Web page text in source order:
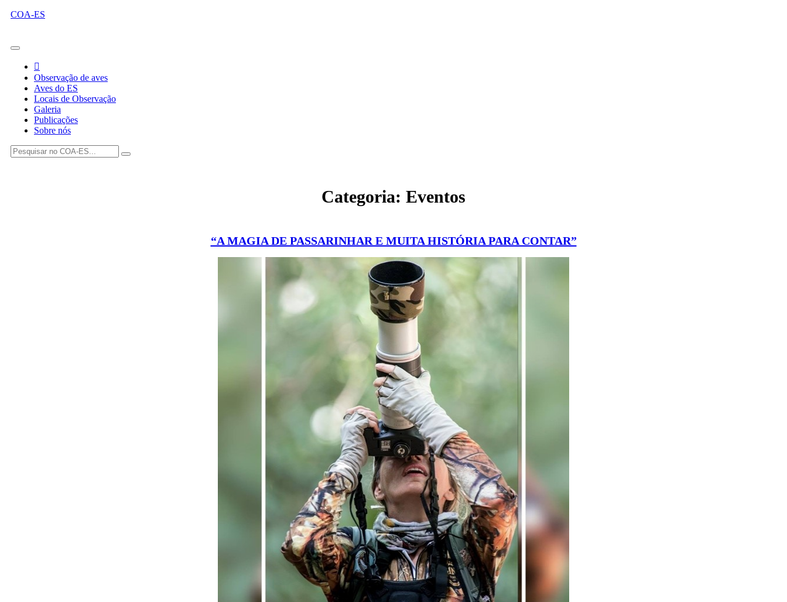
COA-ES
Observação de aves
Aves do ES
Locais de Observação
Galeria
Publicações
Sobre nós
Categoria: Eventos
“A MAGIA DE PASSARINHAR E MUITA HISTÓRIA PARA CONTAR”